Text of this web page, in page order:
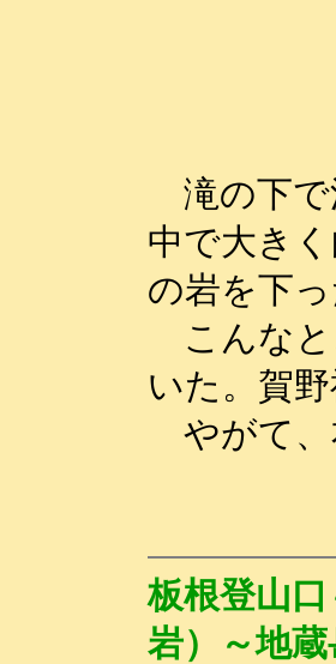
滝の下で
中で大き
の岩を下っ
こんなと
いた。賀
やがて、
板根登山
岩）～地